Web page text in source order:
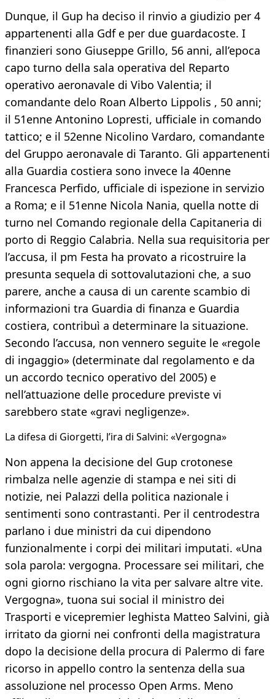
Dunque, il Gup ha deciso il rinvio a giudizio per 4
appartenenti alla Gdf e per due guardacoste. I
finanzieri sono Giuseppe Grillo, 56 anni, all’epoca
capo turno della sala operativa del Reparto
operativo aeronavale di Vibo Valentia; il
comandante delo Roan Alberto Lippolis , 50 anni;
il 51enne Antonino Lopresti, ufficiale in comando
tattico; e il 52enne Nicolino Vardaro, comandante
del Gruppo aeronavale di Taranto. Gli appartenenti
alla Guardia costiera sono invece la 40enne
Francesca Perfido, ufficiale di ispezione in servizio
a Roma; e il 51enne Nicola Nania, quella notte di
turno nel Comando regionale della Capitaneria di
porto di Reggio Calabria. Nella sua requisitoria per
l’accusa, il pm Festa ha provato a ricostruire la
presunta sequela di sottovalutazioni che, a suo
parere, anche a causa di un carente scambio di
informazioni tra Guardia di finanza e Guardia
costiera, contribuì a determinare la situazione.
Secondo l’accusa, non vennero seguite le «regole
di ingaggio» (determinate dal regolamento e da
un accordo tecnico operativo del 2005) e
nell’attuazione delle procedure previste vi
sarebbero state «gravi negligenze».
La difesa di Giorgetti, l’ira di Salvini: «Vergogna»
Non appena la decisione del Gup crotonese
rimbalza nelle agenzie di stampa e nei siti di
notizie, nei Palazzi della politica nazionale i
sentimenti sono contrastanti. Per il centrodestra
parlano i due ministri da cui dipendono
funzionalmente i corpi dei militari imputati. «Una
sola parola: vergogna. Processare sei militari, che
ogni giorno rischiano la vita per salvare altre vite.
Vergogna», tuona sui social il ministro dei
Trasporti e vicepremier leghista Matteo Salvini, già
irritato da giorni nei confronti della magistratura
dopo la decisione della procura di Palermo di fare
ricorso in appello contro la sentenza della sua
assoluzione nel processo Open Arms. Meno